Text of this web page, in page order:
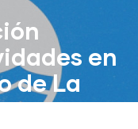
en
de La